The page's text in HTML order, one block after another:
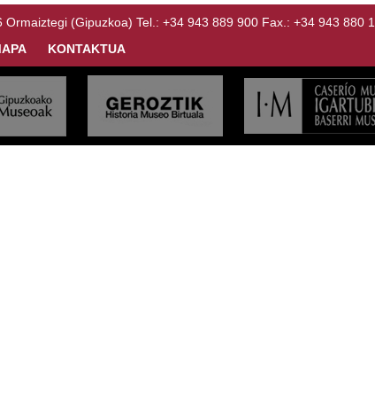
(Gipuzkoa) Tel.: +34 943 889 900 Fax.: +34 943 880
KONTAKTUA